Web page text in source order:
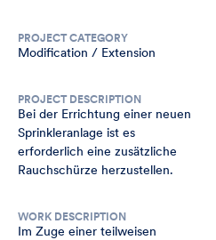
PROJECT CATEGORY
Modification / Extension
PROJECT DESCRIPTION
Bei der Errichtung einer neuen
Sprinkleranlage ist es
erforderlich eine zusätzliche
Rauchschürze herzustellen.
WORK DESCRIPTION
Im Zuge einer teilweisen